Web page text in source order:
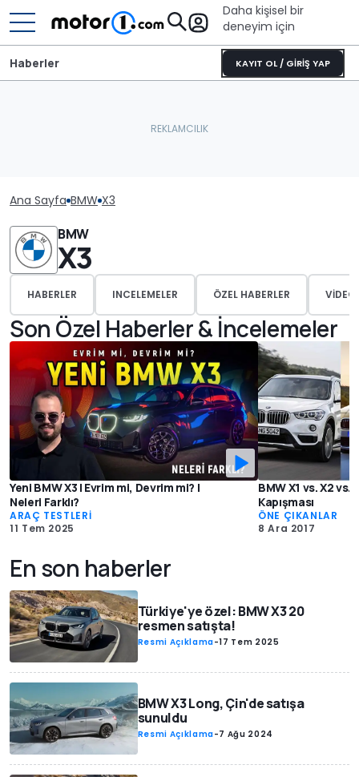
Daha kişisel bir
deneyim için
KAYIT OL / GİRİŞ YAP
Haberler
Ana Sayfa BMW X3
BMW
X3
HABERLER INCELEMELER ÖZEL HABERLER
Son Özel Haberler & İncelemeler
Yeni BMW X3 | Evrim mi, Devrim mi? |
Neleri Farklı?
ARAÇ TESTLERİ
11 Tem 2025
BMW X1 vs. X2
Kapışması
ÖNE ÇIKANLAR
8 Ara 2017
En son haberler
Türkiye'ye özel: BMW X3 20
resmen satışta!
Resmi Açıklama-17 Tem 2025
BMW X3 Long, Çin'de satışa
sunuldu
Resmi Açıklama-7 Ağu 2024